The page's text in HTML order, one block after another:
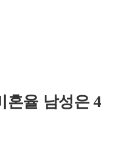
율 남성은 4